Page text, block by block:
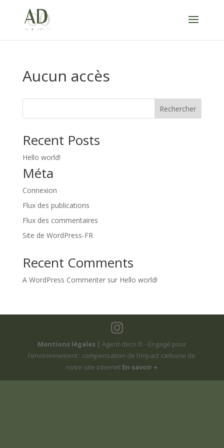
Aucun accès
Rechercher
Recent Posts
Hello world!
Méta
Connexion
Flux des publications
Flux des commentaires
Site de WordPress-FR
Recent Comments
A WordPress Commentersur Hello world!
Mentions légales | Agent-deco.fr - Engagé pour
l’environnement : compensation de l’impact carbone de
notre site internet En savoir +